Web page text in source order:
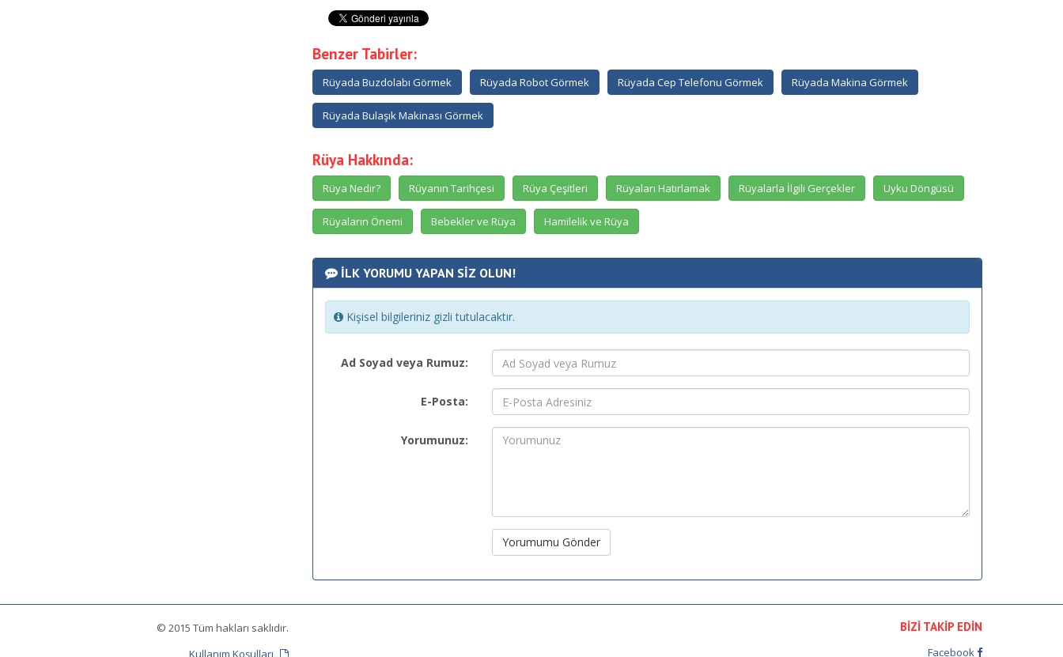
Benzer Tabirler:
Rüyada Buzdolabı Görmek Rüyada Robot Görmek Rüyada Cep Telefonu Görmek Rüyada Makina Görmek
Rüyada Bulaşık Makinası Görmek
Rüya Hakkında:
Rüya Nedir? Rüyanın Tarihçesi Rüya Çeşitleri Rüyaları Hatırlamak Rüyalarla İlgili Gerçekler Uyku Döngüsü
Rüyaların Önemi Bebekler ve Rüya Hamilelik ve Rüya
İLK YORUMU YAPAN SİZ OLUN!
Kişisel bilgileriniz gizli tutulacaktır.
Ad Soyad veya Rumuz:
E-Posta:
Yorumunuz:
Yorumumu Gönder
© 2015 Tüm hakları saklıdır.
Kullanım Koşulları
BİZİ TAKİP EDİN
Facebook